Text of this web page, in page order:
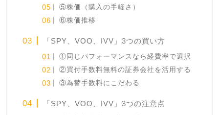
⑤株価（購入の手軽さ）
⑥株価推移
「SPY、VOO、IVV」3つの買い方
①同じパフォーマンスなら経費率で選択
②買付手数料無料の証券会社を活用する
③為替手数料にこだわる
「SPY、VOO、IVV」3つの注意点